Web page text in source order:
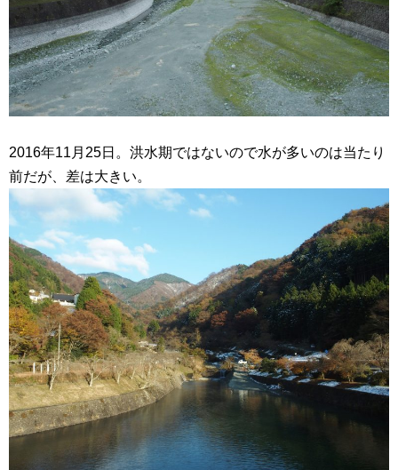
2016年11月25日。洪水期ではないので水が多いのは当たり
前だが、差は大きい。